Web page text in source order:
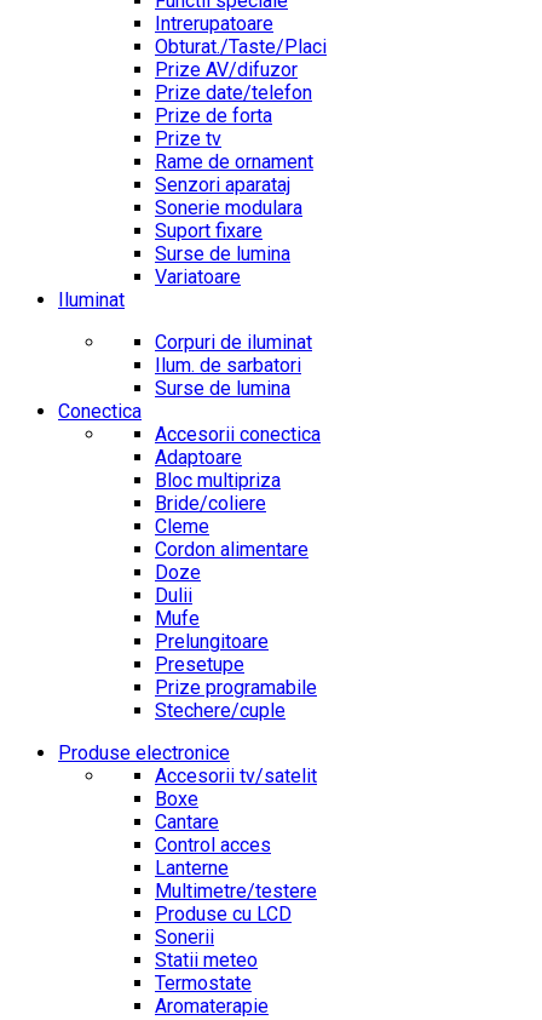
Intrerupatoare
Obturat./Taste/Placi
Prize AV/difuzor
Prize date/telefon
Prize de forta
Prize tv
Rame de ornament
Senzori aparataj
Sonerie modulara
Suport fixare
Surse de lumina
Variatoare
Iluminat
Corpuri de iluminat
Ilum. de sarbatori
Surse de lumina
Conectica
Accesorii conectica
Adaptoare
Bloc multipriza
Bride/coliere
Cleme
Cordon alimentare
Doze
Dulii
Mufe
Prelungitoare
Presetupe
Prize programabile
Stechere/cuple
Produse electronice
Accesorii tv/satelit
Boxe
Cantare
Control acces
Lanterne
Multimetre/testere
Produse cu LCD
Sonerii
Statii meteo
Termostate
Aromaterapie